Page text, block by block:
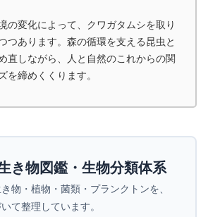
の変化によって、クワガタムシを取り
つあります。森の循環を支える昆虫と
直しながら、人と自然のこれからの関
を締めくくります。
き物図鑑・生物分類体系
物・植物・菌類・プランクトンを、
て整理しています。